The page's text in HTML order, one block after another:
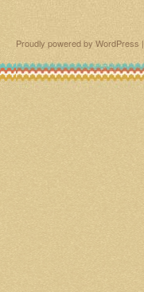
Proudly powered by WordPress |